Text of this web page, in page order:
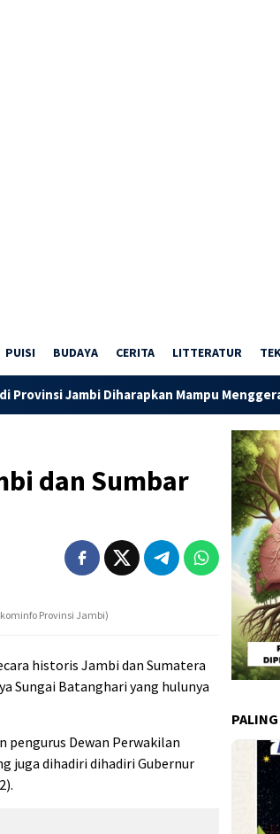
PUISI BUDAYA CERITA LITTERATUR
Diharapkan Mampu Menggerakkan
dan Sumbar
Provinsi Jambi)
historis Jambi dan Sumatera
Sungai Batanghari yang hulunya
pengurus Dewan Perwakilan
juga dihadiri dihadiri Gubernur